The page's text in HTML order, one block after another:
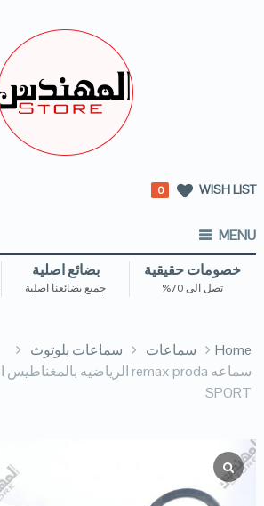
WISH LIST
0
MENU
خصومات حقيقية
تصل الى 70%
بضائع اصلية
جميع بضائعنا اصلية
Home سماعات
سماعات بلوتوث
SPORT